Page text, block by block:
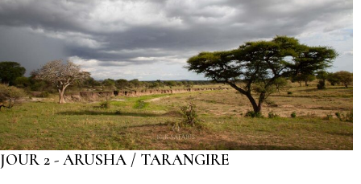
JOUR 2 - ARUSHA / TARANGIRE